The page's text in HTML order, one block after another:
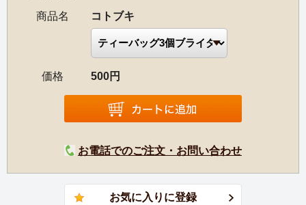
商品名
コトブキ
価格 500円
お電話でのご注文・お問い合わせ